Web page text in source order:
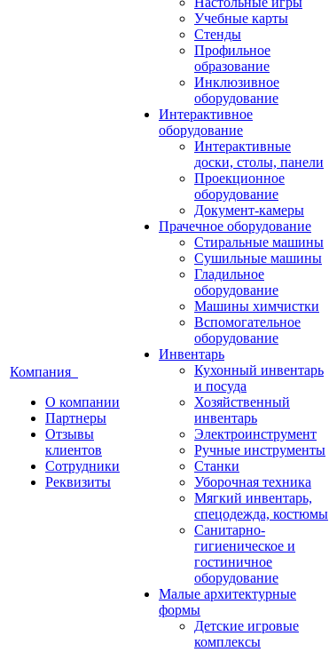
Компания
О компании
Партнеры
Отзывы
клиентов
Сотрудники
Реквизиты
Учебные карты
Стенды
Профильное
образование
Инклюзивное
оборудование
Интерактивное
оборудование
Интерактивные
доски, столы, панели
Проекционное
оборудование
Документ-камеры
Прачечное оборудование
Стиральные машины
Сушильные машины
Гладильное
оборудование
Машины химчистки
Вспомогательное
оборудование
Инвентарь
Кухонный инвентарь
и посуда
Хозяйственный
инвентарь
Электроинструмент
Ручные инструменты
Станки
Уборочная техника
Мягкий инвентарь,
спецодежда, костюмы
Санитарно-
гигиеническое и
гостиничное
оборудование
Малые архитектурные
формы
Детские игровые
комплексы